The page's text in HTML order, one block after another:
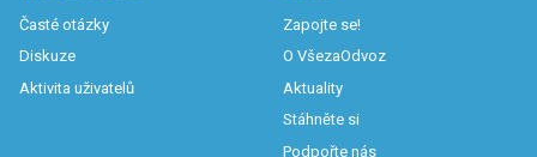
Časté otázky
Diskuze
Aktivita uživatelů
Zapojte se!
O VšezaOdvoz
Aktuality
Stáhněte si
Podpořte nás